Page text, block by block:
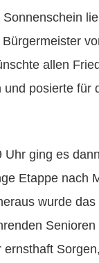
allen
und posierte für
Uhr ging es
Etappe nach
wurde das
ernsthaft